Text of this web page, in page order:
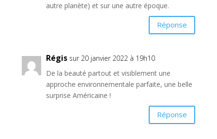
autre planète) et sur une autre époque.
Réponse
Régis sur 20 janvier 2022 à 19h10
De la beauté partout et visiblement une
approche environnementale parfaite, une belle
surprise Américaine !
Réponse